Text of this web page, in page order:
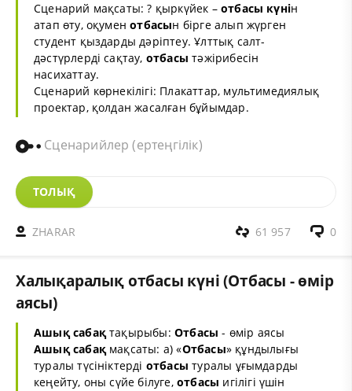
Сценарий мақсаты: ? қыркүйек – отбасы күнін
атап өту, оқуменотбасын бірге алып жүрген
студент қыздарды дәріптеу. Ұлттық салт-
дәстүрлерді сақтау, отбасы тәжірибесін
насихаттау.
Сценарий көрнекілігі: Плакаттар, мультимедиялық
проектар, қолдан жасалған бұйымдар.
Сценарийлер (ертеңгілік)
ТОЛЫҚ
ZHARAR 0
61 957
Халықаралық отбасы күні (Отбасы - өмір
аясы)
Ашық сабақтақырыбы:Отбасы - өмір аясы
Ашық сабақмақсаты: а) «Отбасы» құндылығы
туралы түсініктерді отбасы туралы ұғымдарды
кеңейту, оны сүйе білуге, отбасы игілігі үшін